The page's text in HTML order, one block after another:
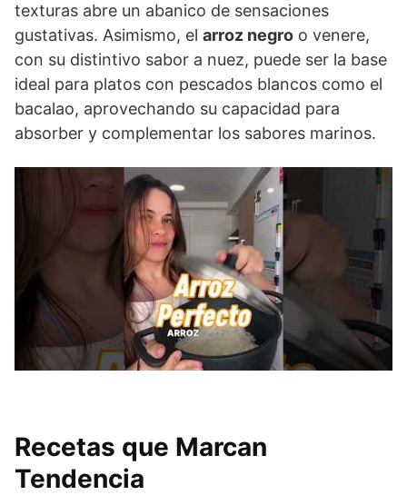
texturas abre un abanico de sensaciones
gustativas. Asimismo, el arroz negro o venere,
con su distintivo sabor a nuez, puede ser la base
ideal para platos con pescados blancos como el
bacalao, aprovechando su capacidad para
absorber y complementar los sabores marinos.
Recetas que Marcan
Tendencia